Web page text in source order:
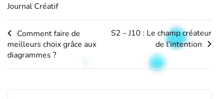
Journal Créatif
Navigation
de
Comment faire de
meilleurs choix grâce aux
diagrammes ?
S2 – J10 : Le champ créateur
de l’intention